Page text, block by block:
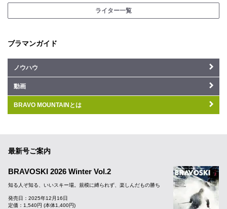
ライター一覧
ブラマンガイド
ノウハウ
動画
BRAVO MOUNTAINとは
最新号ご案内
BRAVOSKI 2026 Winter Vol.2
知る人ぞ知る、いいスキー場。規模に縛られず、楽しんだもの勝ち
発売日：2025年12月16日
定価：1,540円 (本体1,400円)